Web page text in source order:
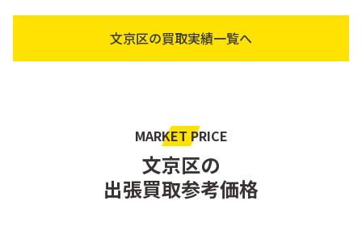
文京区の買取実績一覧へ
MARKET PRICE
文京区の
出張買取参考価格